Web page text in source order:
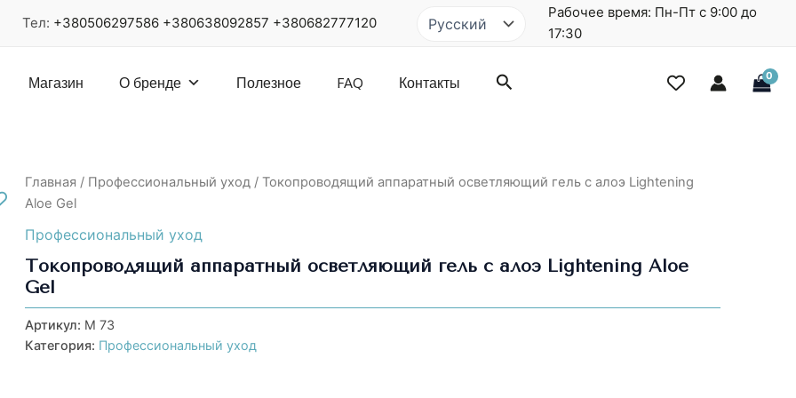
Тел: +380506297586 +380638092857 +380682777120
язык
Рабочее время: Пн-Пт с 9:00 до
17:30
Магазин О бренде Полезное FAQ Контакты Поиск
Главная / Профессиональный уход / Токопроводящий аппаратный осветляющий гель с алоэ Lightening
Aloe Gel
Профессиональный уход
Токопроводящий аппаратный осветляющий гель с алоэ Lightening Aloe
Gel
Артикул: М 73
Категория: Профессиональный уход